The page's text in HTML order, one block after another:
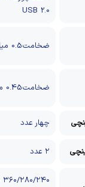
USB 2.0
ضخامت0.5 میلی‌متر
ضخامت0.45 میلی‌متر
چهار عدد
۲ عدد